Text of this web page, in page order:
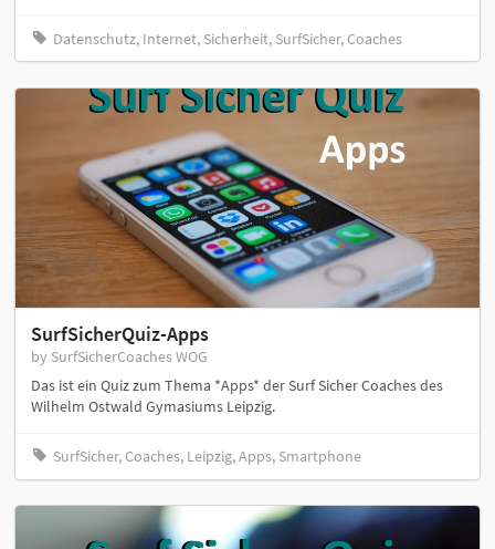
Datenschutz, Internet, Sicherheit, SurfSicher, Coaches
SurfSicherQuiz-Apps
by SurfSicherCoaches WOG
Das ist ein Quiz zum Thema *Apps* der Surf Sicher Coaches des
Wilhelm Ostwald Gymasiums Leipzig.
SurfSicher, Coaches, Leipzig, Apps, Smartphone